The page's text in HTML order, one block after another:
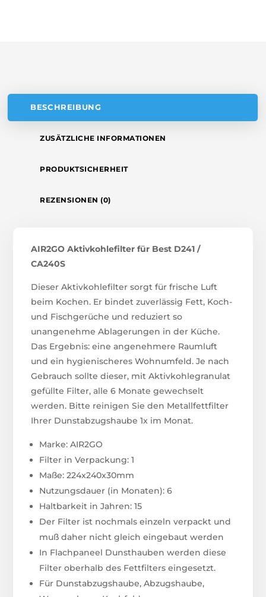
BESCHREIBUNG
ZUSÄTZLICHE INFORMATIONEN
PRODUKTSICHERHEIT
REZENSIONEN (0)
AIR2GO Aktivkohlefilter für Best D241 /
CA240S
Dieser Aktivkohlefilter sorgt für frische Luft
beim Kochen. Er bindet zuverlässig Fett, Koch-
und Fischgerüche und reduziert so
unangenehme Ablagerungen in der Küche.
Das Ergebnis: eine angenehmere Raumluft
und ein hygienischeres Wohnumfeld. Je nach
Gebrauch sollte dieser, mit Aktivkohlegranulat
gefüllte Filter, alle 6 Monate gewechselt
werden. Bitte reinigen Sie den Metallfettfilter
Ihrer Dunstabzugshaube 1x im Monat.
Marke: AIR2GO
Filter in Verpackung: 1
Maße: 224x240x30mm
Nutzungsdauer (in Monaten): 6
Haltbarkeit in Jahren: 15
Der Filter ist nochmals einzeln verpackt und
muß daher nicht gleich eingebaut werden
In Flachpaneel Dunsthauben werden diese
Filter oberhalb des Fettfilters eingesetzt.
Für Dunstabzugshaube, Abzugshaube,